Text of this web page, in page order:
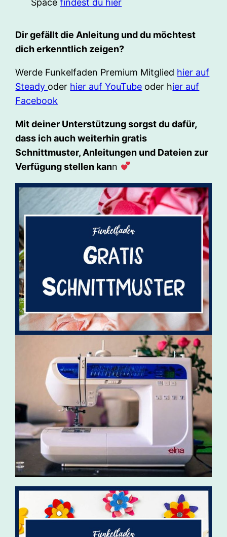
Dir gefällt die Anleitung und du möchtest
dich erkenntlich zeigen?
Werde Funkelfaden Premium Mitglied hier auf
Steady oder hier auf YouTube oder hier auf
Facebook
Mit deiner Unterstützung sorgst du dafür,
dass ich auch weiterhin gratis
Schnittmuster, Anleitungen und Dateien zur
Verfügung stellen kann